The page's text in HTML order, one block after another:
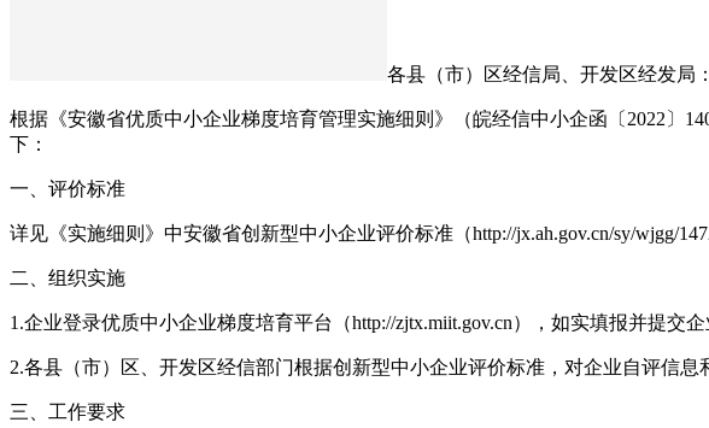
各县（市）区经信局、开发区经发局：
根据《安徽省优质中小企业梯度培育管理实施细则》（皖经信中小企函〔2022〕
下：
一、评价标准
详见《实施细则》中安徽省创新型中小企业评价标准（http://jx.ah.gov.cn/sy/wjgg/
二、组织实施
1.企业登录优质中小企业梯度培育平台（http://zjtx.miit.gov.cn），如实填报并提交
2.各县（市）区、开发区经信部门根据创新型中小企业评价标准，对企业自评信
三、工作要求